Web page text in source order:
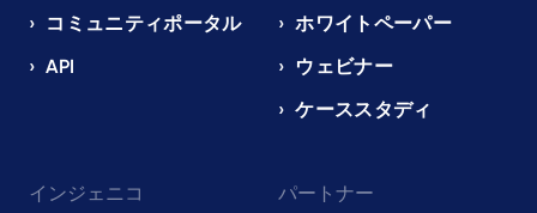
コミュニティポータル
API
ホワイトペーパー
ウェビナー
ケーススタディ
インジェニコ パートナー